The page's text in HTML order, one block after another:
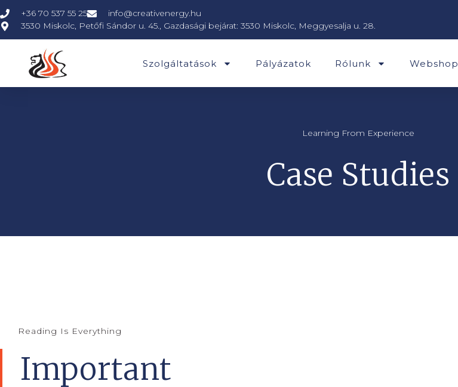
+36 70 537 55 25
info@creativenergy.hu
3530 Miskolc, Petőfi Sándor u. 45., Gazdasági bejárat: 3530 Miskolc, Meggyesalja u. 28.
Szolgáltatások Pályázatok Rólunk Webshop
Learning From Experience
Case Studies
Reading Is Everything
Important